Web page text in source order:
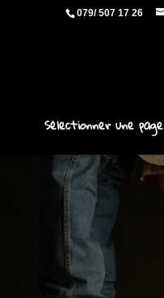
079/ 507 17 26
Sélectionner une page